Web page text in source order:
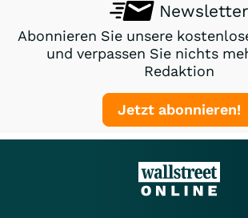
Newsletter
Abonnieren Sie unsere
und verpassen Sie nichts
Redaktion
Jetzt abonnieren!